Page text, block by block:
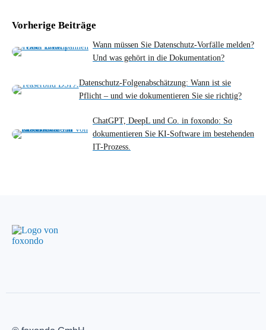
Vorherige Beiträge
Wann müssen Sie Datenschutz-Vorfälle melden?
Und was gehört in die Dokumentation?
Datenschutz-Folgenabschätzung: Wann ist sie
Pflicht – und wie dokumentieren Sie sie richtig?
ChatGPT, DeepL und Co. in foxondo: So
dokumentieren Sie KI-Software im bestehenden
IT-Prozess.